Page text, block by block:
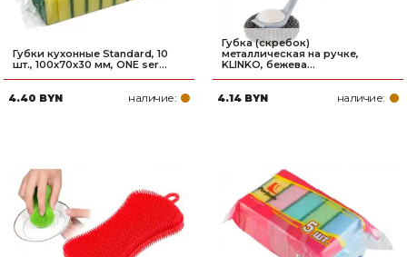
Губки кухонные Standard, 10
шт., 100х70х30 мм, ONE ser...
4.40 BYN наличие:
Губка (скребок)
металлическая на ручке,
KLINKO, бежева...
4.14 BYN наличие: